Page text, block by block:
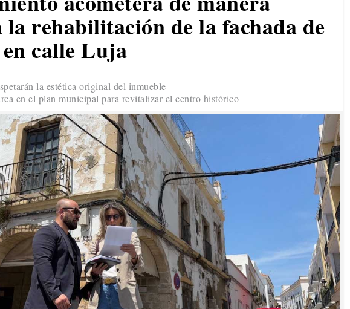
rehabilitación de la fachada de
calle Luja
la estética original del inmueble
en el plan municipal para revitalizar el centro histórico